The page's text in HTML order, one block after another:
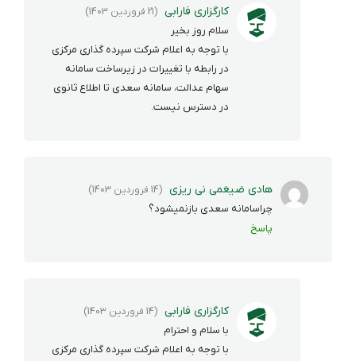
کارگزاری فارابی (21 فروردین 1403)
سلام روز بخیر
با توجه به اعلام شرکت سپرده گذاری مرکزی
در رابطه با تغییرات در زیرساخت سامانه
سهام عدالت، سامانه سعدی تا اطلاع ثانوی
در دسترس نیست.
هادی ضیغمی نی ریزی (14 فروردین 1403)
چراسامانه سعدی بازنمیشود؟
پاسخ
کارگزاری فارابی (14 فروردین 1403)
با سلام و احترام
با توجه به اعلام شرکت سپرده گذاری مرکزی